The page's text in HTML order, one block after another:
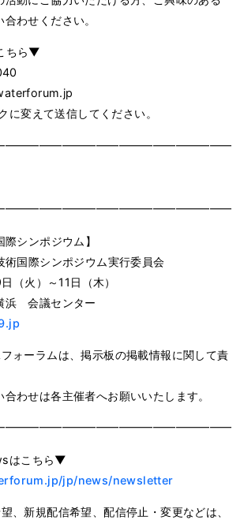
わせください。
ちら▼
変えて送信してください。
際シンポジウム】
術国際シンポジウム実行委員会
（火）～11日（木）
浜 会議センター
ォーラムは、掲示板の掲載情報に関して責
わせは各主催者へお願いいたします。
はこちら▼
jp/news/newsletter
、新規配信希望、配信停止・変更などは、